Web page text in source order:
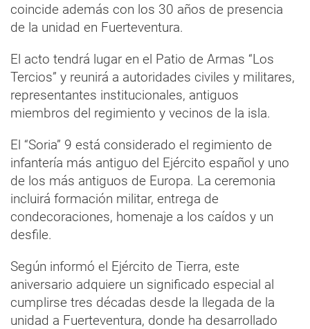
coincide además con los 30 años de presencia
de la unidad en Fuerteventura.
El acto tendrá lugar en el Patio de Armas “Los
Tercios” y reunirá a autoridades civiles y militares,
representantes institucionales, antiguos
miembros del regimiento y vecinos de la isla.
El “Soria” 9 está considerado el regimiento de
infantería más antiguo del Ejército español y uno
de los más antiguos de Europa. La ceremonia
incluirá formación militar, entrega de
condecoraciones, homenaje a los caídos y un
desfile.
Según informó el Ejército de Tierra, este
aniversario adquiere un significado especial al
cumplirse tres décadas desde la llegada de la
unidad a Fuerteventura, donde ha desarrollado